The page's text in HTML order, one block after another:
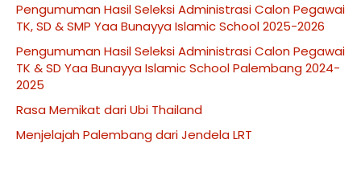
Pengumuman Hasil Seleksi Administrasi Calon Pegawai
TK, SD & SMP Yaa Bunayya Islamic School 2025-2026
Pengumuman Hasil Seleksi Administrasi Calon Pegawai
TK & SD Yaa Bunayya Islamic School Palembang 2024-
2025
Rasa Memikat dari Ubi Thailand
Menjelajah Palembang dari Jendela LRT